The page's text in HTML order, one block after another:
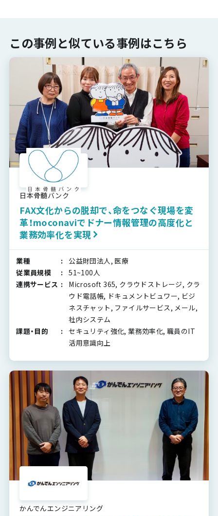
この事例と似ている事例はこちら
日本骨髄バンク
FAX文化からの脱却で、命をつなぐ現場を変
革！moconaviでドナー情報管理の高度化と
業務効率化を実現
業種
公益財団法人, 医療
従業員規模
51~100人
連携サービス
Microsoft 365, クラウドストレージ, クラ
ウド電話帳, ドキュメントビュワー, ビジ
ネスチャット, ファイルサービス, メール,
社内システム
課題・目的
セキュリティ強化, 業務効率化, 職員のIT
活用意識向上
かんでんエンジニアリング